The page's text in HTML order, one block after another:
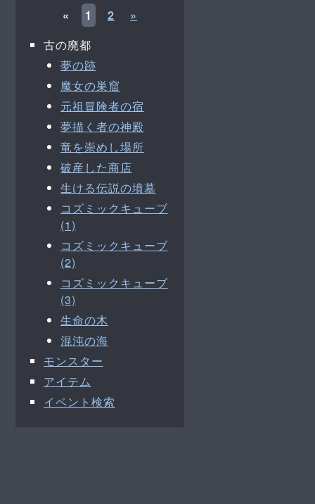
« 1 2
»
古の廃都
夢の跡
魔女の巣窟
元祖冒険者の宿
夢描く者の神殿
竜を崇めし場所
破産した商店
生ける伝説の墳墓
コズミックキューブ
(1)
コズミックキューブ
(2)
コズミックキューブ
(3)
生命の木
混沌の海
モンスター
アイテム
イベント検索